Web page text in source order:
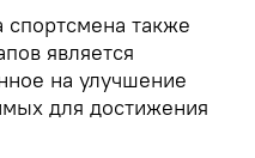
спортсмена также
является
на улучшение
для достижения